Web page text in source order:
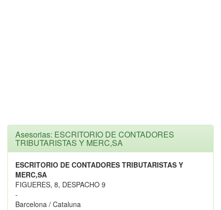
Asesorias: ESCRITORIO DE CONTADORES
TRIBUTARISTAS Y MERC,SA
ESCRITORIO DE CONTADORES TRIBUTARISTAS Y
MERC,SA
FIGUERES, 8, DESPACHO 9
-
Barcelona / Cataluna